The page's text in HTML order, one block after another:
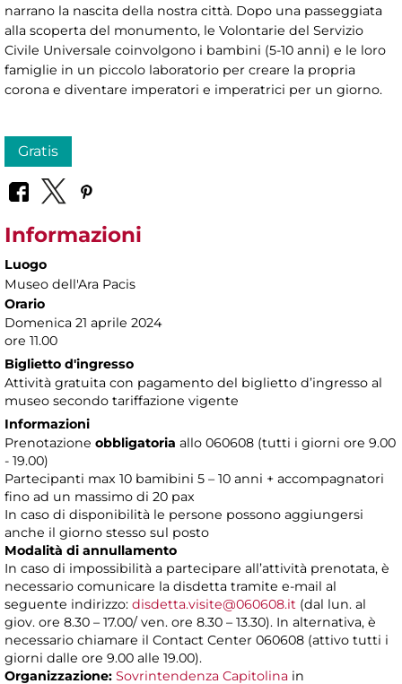
narrano la nascita della nostra città. Dopo una passeggiata
alla scoperta del monumento, le Volontarie del Servizio
Civile Universale coinvolgono i bambini (5-10 anni) e le loro
famiglie in un piccolo laboratorio per creare la propria
corona e diventare imperatori e imperatrici per un giorno.
Gratis
Informazioni
Luogo
Museo dell'Ara Pacis
Orario
Domenica 21 aprile 2024
ore 11.00
Biglietto d'ingresso
Attività gratuita con pagamento del biglietto d’ingresso al
museo secondo tariffazione vigente
Informazioni
Prenotazione obbligatoria allo 060608 (tutti i giorni ore 9.00
- 19.00)
Partecipanti max 10 bamibini 5 – 10 anni + accompagnatori
fino ad un massimo di 20 pax
In caso di disponibilità le persone possono aggiungersi
anche il giorno stesso sul posto
Modalità di annullamento
In caso di impossibilità a partecipare all’attività prenotata, è
necessario comunicare la disdetta tramite e-mail al
seguente indirizzo: disdetta.visite@060608.it (dal lun. al
giov. ore 8.30 – 17.00/ ven. ore 8.30 – 13.30). In alternativa, è
necessario chiamare il Contact Center 060608 (attivo tutti i
giorni dalle ore 9.00 alle 19.00).
Organizzazione: Sovrintendenza Capitolina in